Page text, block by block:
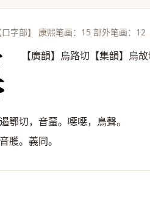
口字部】 康熙笔画：15 部外笔画：12
【廣韻】烏路切【集韻】烏
鄂切，音蝁。噁噁，鳥聲。
雘。義同。